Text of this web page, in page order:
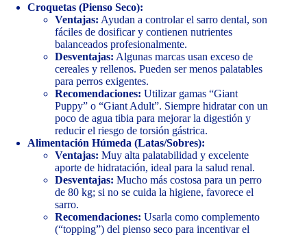
Croquetas (Pienso Seco):
Ventajas: Ayudan a controlar el sarro dental, son
fáciles de dosificar y contienen nutrientes
balanceados profesionalmente.
Desventajas: Algunas marcas usan exceso de
cereales y rellenos. Pueden ser menos palatables
para perros exigentes.
Recomendaciones: Utilizar gamas “Giant
Puppy” o “Giant Adult”. Siempre hidratar con un
poco de agua tibia para mejorar la digestión y
reducir el riesgo de torsión gástrica.
Alimentación Húmeda (Latas/Sobres):
Ventajas: Muy alta palatabilidad y excelente
aporte de hidratación, ideal para la salud renal.
Desventajas: Mucho más costosa para un perro
de 80 kg; si no se cuida la higiene, favorece el
sarro.
Recomendaciones: Usarla como complemento
(“topping”) del pienso seco para incentivar el